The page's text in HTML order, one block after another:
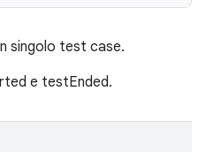
singolo test case.
e testEnded.